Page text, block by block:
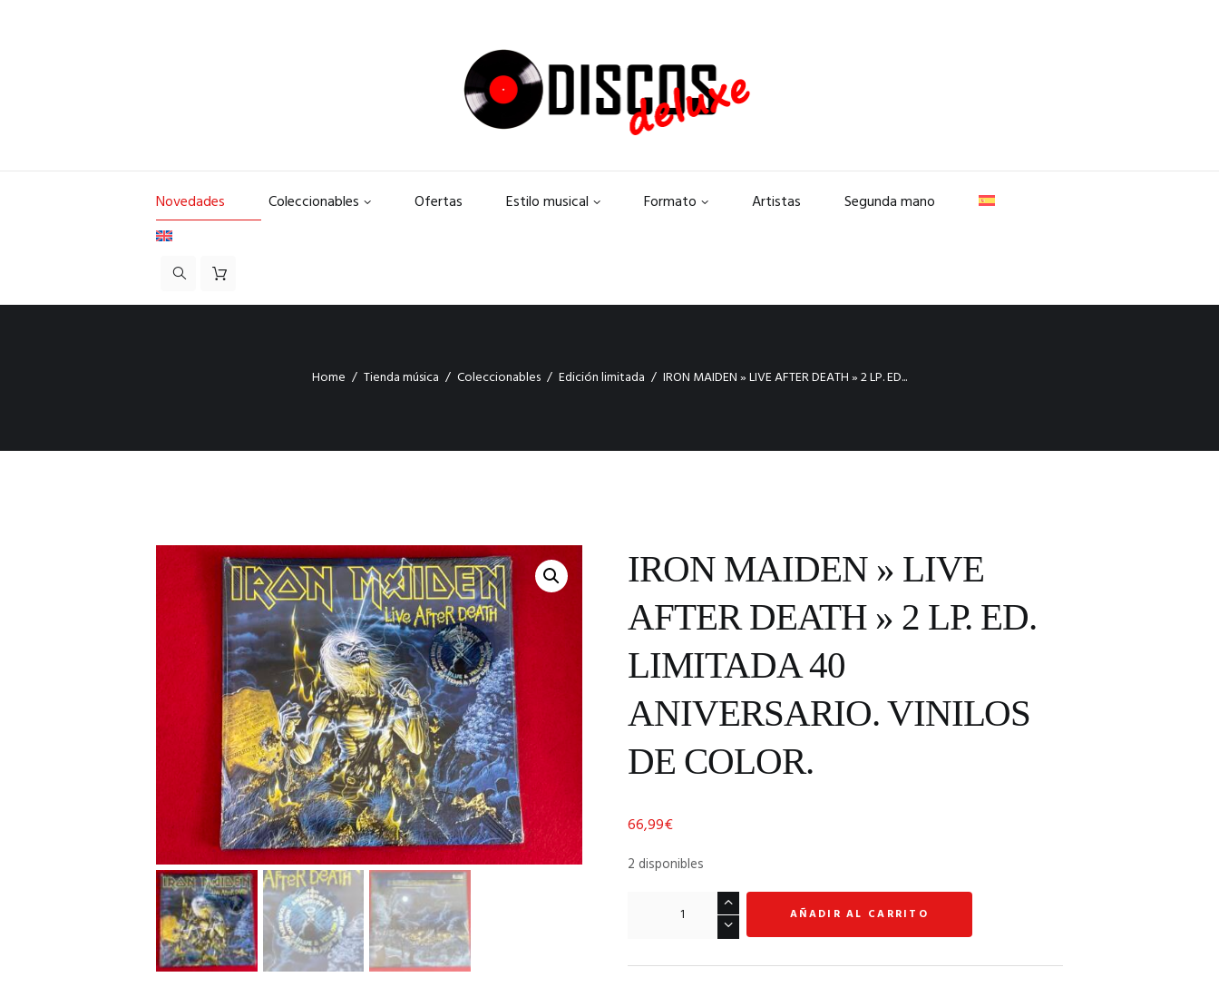
Novedades Coleccionables Ofertas Estilo musical Formato Artistas Segunda mano
Home Tienda música Coleccionables Edición limitada IRON MAIDEN » LIVE AFTER DEATH » 2 LP. ED...
IRON MAIDEN » LIVE
AFTER DEATH » 2 LP. ED.
LIMITADA 40
ANIVERSARIO. VINILOS
DE COLOR.
66,99€
2 disponibles
AÑADIR AL CARRITO